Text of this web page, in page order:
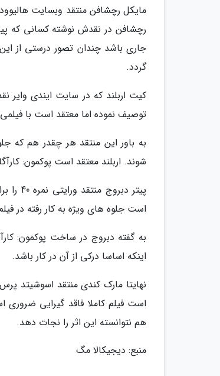
رچشافن در نقدش نوشته کسانی که
جاری باشد چندان تصور درستی از
گردد.
توصیف نموده اما معتقد است با
به باور این منتقد هر چقدر هم که
شوند. اربلند معتقد است پوکمون:
پیتر
است جلوه های ویژه به کار رفته در
به گفته دبروج در ساخت پوکمون:
اینکه اساسا درکی از آن در کار باشد.
است فیلم کاملا فاقد گیرایی ضروری
هم نتوانسته این اثر را نجات دهد.
منبع: دیجیکالا مگ